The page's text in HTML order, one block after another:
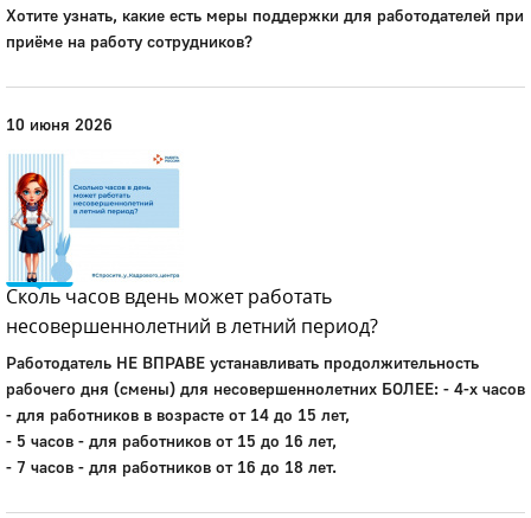
Город
Глазов
Официальный портал
муниципального
образования
История
Настоящее
Стратегия
Гостям
Жителям
Бизнесу
Глава
Хотите узнать, какие есть меры поддержки для работодателей при
приёме на работу сотрудников?
10 июня 2026
Сколь часов вдень может работать
несовершеннолетний в летний период?
Работодатель НЕ ВПРАВЕ устанавливать продолжительность
рабочего дня (смены) для несовершеннолетних БОЛЕЕ: - 4-х часов
- для работников в возрасте от 14 до 15 лет,
- 5 часов - для работников от 15 до 16 лет,
- 7 часов - для работников от 16 до 18 лет.